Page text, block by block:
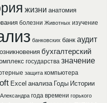
жизни анатомия
болезни Животных изучение
банковских банк аудит
бухгалтерский
государства значение
защита компьютера
Excel анализа Годы Истории
Александра года времени горького